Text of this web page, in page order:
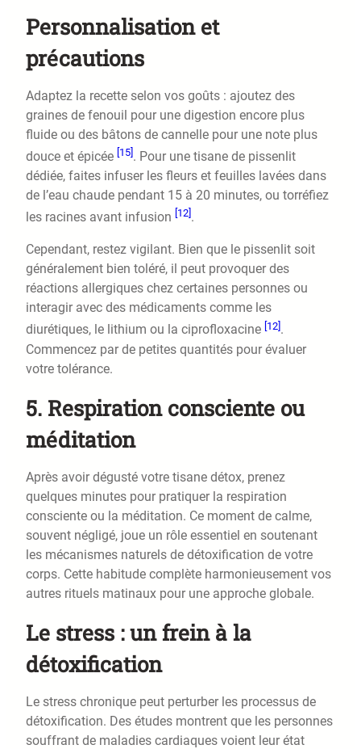
Personnalisation et
précautions
Adaptez la recette selon vos goûts : ajoutez des
graines de fenouil pour une digestion encore plus
fluide ou des bâtons de cannelle pour une note plus
douce et épicée [15] . Pour une tisane de pissenlit
dédiée, faites infuser les fleurs et feuilles lavées dans
de l’eau chaude pendant 15 à 20 minutes, ou torréfiez
les racines avant infusion [12] .
Cependant, restez vigilant. Bien que le pissenlit soit
généralement bien toléré, il peut provoquer des
réactions allergiques chez certaines personnes ou
interagir avec des médicaments comme les
diurétiques, le lithium ou la ciprofloxacine [12].
Commencez par de petites quantités pour évaluer
votre tolérance.
5. Respiration consciente ou
méditation
Après avoir dégusté votre tisane détox, prenez
quelques minutes pour pratiquer la respiration
consciente ou la méditation. Ce moment de calme,
souvent négligé, joue un rôle essentiel en soutenant
les mécanismes naturels de détoxification de votre
corps. Cette habitude complète harmonieusement vos
autres rituels matinaux pour une approche globale.
Le stress : un frein à la
détoxification
Le stress chronique peut perturber les processus de
détoxification. Des études montrent que les personnes
souffrant de maladies cardiaques voient leur état